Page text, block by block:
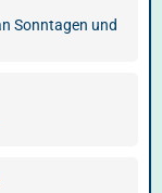
Sonntagen und